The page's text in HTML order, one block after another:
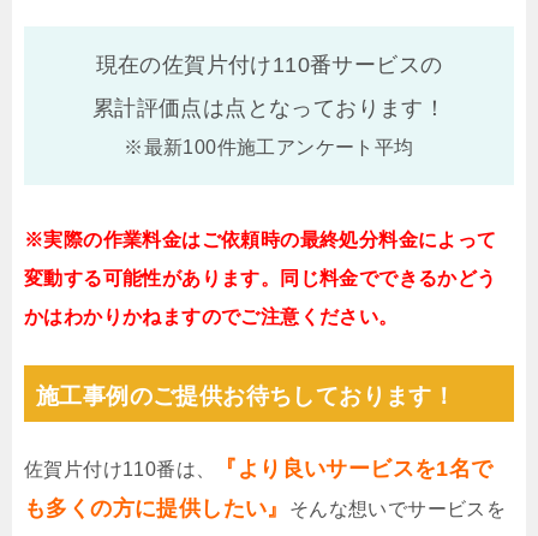
現在の佐賀片付け110番サービスの
累計評価点は点となっております！
※最新100件施工アンケート平均
※実際の作業料金はご依頼時の最終処分料金によって
変動する可能性があります。同じ料金でできるかどう
かはわかりかねますのでご注意ください。
施工事例のご提供お待ちしております！
佐賀片付け110番は、
『より良いサービスを1名で
も多くの方に提供したい』
そんな想いでサービスを